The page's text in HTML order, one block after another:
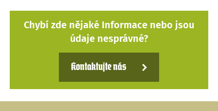
Chybí zde nějaké Informace nebo jsou
údaje nesprávné?
Kontaktujte nás